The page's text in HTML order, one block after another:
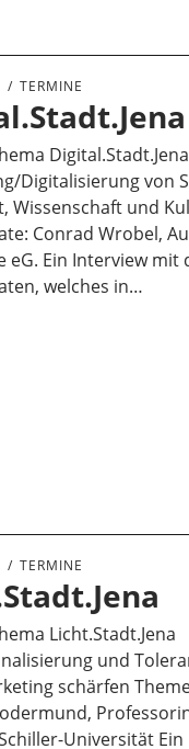
TERMINE
Digital.Stadt.Jena
Digitalisierung von
Wissenschaft und
Conrad Wrobel,
eG. Ein Interview mit
welches in…
TERMINE
Licht.Stadt.Jena
und
schärfen
Universität